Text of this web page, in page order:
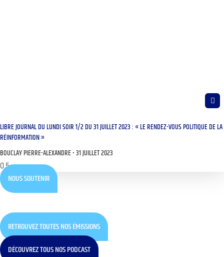
LIBRE JOURNAL DU LUNDI SOIR 1/2 DU 31 JUILLET 2023 : « LE RENDEZ-VOUS POLITIQUE DE LA
RÉINFORMATION »
BOUCLAY PIERRE-ALEXANDRE 31 JUILLET 2023
NOUS SOUTENIR
RETROUVEZ TOUTES NOS ÉMISSIONS
DÉCOUVREZ TOUS NOS PODCAST